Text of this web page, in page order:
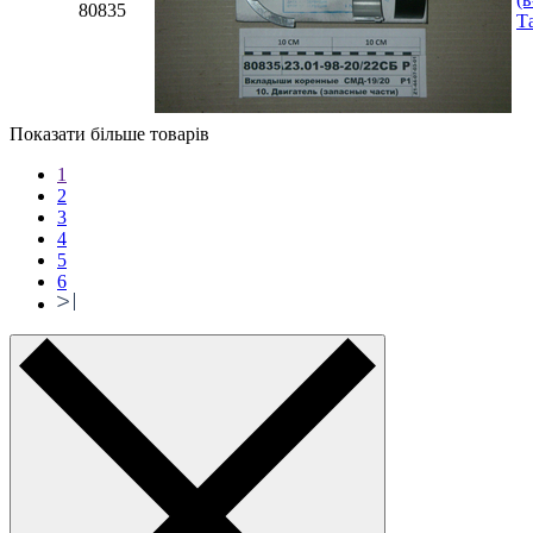
80835
Показати більше товарів
1
2
3
4
5
6